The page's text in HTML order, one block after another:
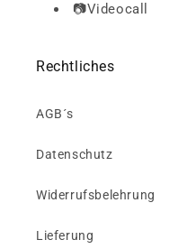
📷Videocall
Rechtliches
AGB´s
Datenschutz
Widerrufsbelehrung
Lieferung